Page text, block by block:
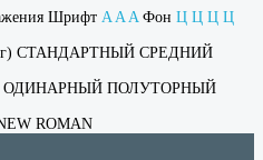
Шрифт A A A Фон Ц Ц Ц Ц
СТАНДАРТНЫЙ СРЕДНИЙ
ОДИНАРНЫЙ ПОЛУТОРНЫЙ
ROMAN